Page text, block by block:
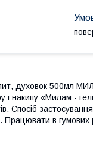
духовок 500мл
накипу «Милам -
Спосіб
в